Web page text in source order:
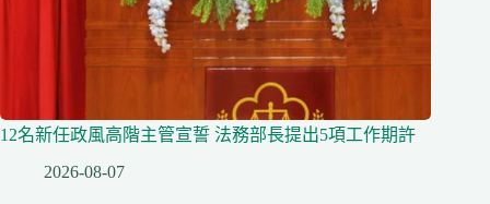
12名新任政風高階主管宣誓 法務部長提出5項工作期許
2026-08-07